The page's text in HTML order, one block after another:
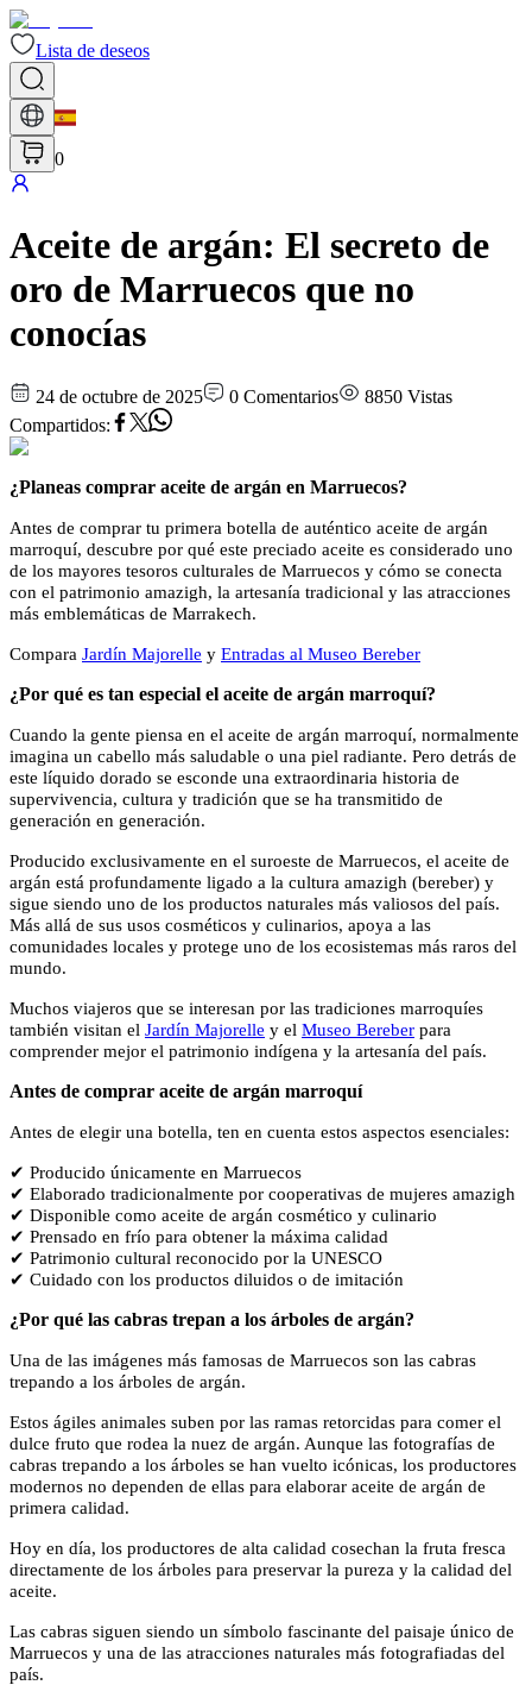
Lista de deseos
0
Aceite de argán: El secreto de
oro de Marruecos que no
conocías
24 de octubre de 2025 0 Comentarios 8850 Vistas
Compartidos:
¿Planeas comprar aceite de argán en Marruecos?
Antes de comprar tu primera botella de auténtico aceite de argán
marroquí, descubre por qué este preciado aceite es considerado uno
de los mayores tesoros culturales de Marruecos y cómo se conecta
con el patrimonio amazigh, la artesanía tradicional y las atracciones
más emblemáticas de Marrakech.
Compara Jardín Majorelle y Entradas al Museo Bereber
¿Por qué es tan especial el aceite de argán marroquí?
Cuando la gente piensa en el aceite de argán marroquí, normalmente
imagina un cabello más saludable o una piel radiante. Pero detrás de
este líquido dorado se esconde una extraordinaria historia de
supervivencia, cultura y tradición que se ha transmitido de
generación en generación.
Producido exclusivamente en el suroeste de Marruecos, el aceite de
argán está profundamente ligado a la cultura amazigh (bereber) y
sigue siendo uno de los productos naturales más valiosos del país.
Más allá de sus usos cosméticos y culinarios, apoya a las
comunidades locales y protege uno de los ecosistemas más raros del
mundo.
Muchos viajeros que se interesan por las tradiciones marroquíes
también visitan el Jardín Majorelle y el Museo Bereber para
comprender mejor el patrimonio indígena y la artesanía del país.
Antes de comprar aceite de argán marroquí
Antes de elegir una botella, ten en cuenta estos aspectos esenciales:
✔ Producido únicamente en Marruecos
✔ Elaborado tradicionalmente por cooperativas de mujeres amazigh
✔ Disponible como aceite de argán cosmético y culinario
✔ Prensado en frío para obtener la máxima calidad
✔ Patrimonio cultural reconocido por la UNESCO
✔ Cuidado con los productos diluidos o de imitación
¿Por qué las cabras trepan a los árboles de argán?
Una de las imágenes más famosas de Marruecos son las cabras
trepando a los árboles de argán.
Estos ágiles animales suben por las ramas retorcidas para comer el
dulce fruto que rodea la nuez de argán. Aunque las fotografías de
cabras trepando a los árboles se han vuelto icónicas, los productores
modernos no dependen de ellas para elaborar aceite de argán de
primera calidad.
Hoy en día, los productores de alta calidad cosechan la fruta fresca
directamente de los árboles para preservar la pureza y la calidad del
aceite.
Las cabras siguen siendo un símbolo fascinante del paisaje único de
Marruecos y una de las atracciones naturales más fotografiadas del
país.